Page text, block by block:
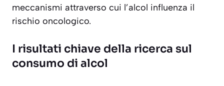
meccanismi attraverso cui l’alcol influenza il
rischio oncologico.
I risultati chiave della ricerca sul
consumo di alcol